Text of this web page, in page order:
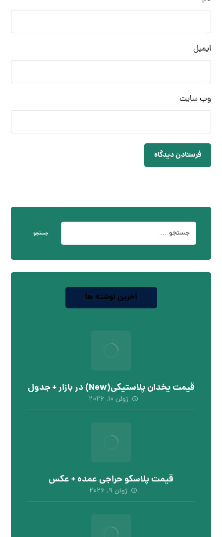
ایمیل
وب‌ سایت
فرستادن دیدگاه
جستجو
آخرین نوشته ها
قیمت یخدان پلاستیکی(New) در بازار + جدول
ژوئن ۱۰, ۲۰۲۶
قیمت پلاسکو حراجی عمده + عکس
ژوئن ۹, ۲۰۲۶